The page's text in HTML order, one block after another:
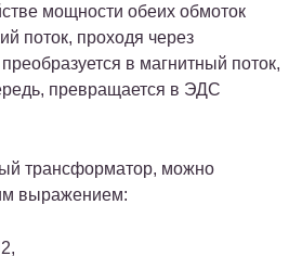
мощности обеих обмоток
поток, проходя через
в магнитный поток,
превращается в ЭДС
трансформатор, можно
выражением: